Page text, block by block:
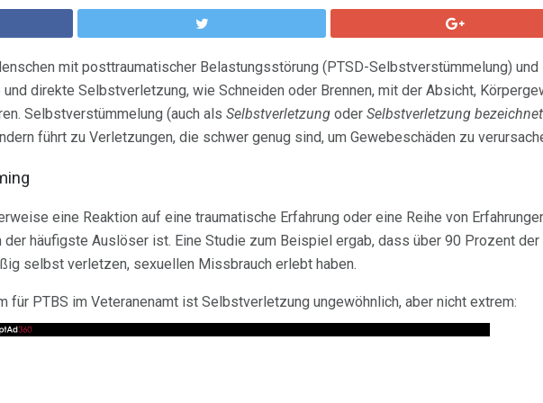
mit posttraumatischer Belastungsstörung (PTSD-Selbstverstümmelung) und
direkte Selbstverletzung, wie Schneiden oder Brennen, mit der Absicht,
Selbstverstümmelung (auch als Selbstverletzung oder Selbstverletzung bezeichnet
führt zu Verletzungen, die schwer genug sind, um Gewebeschäden zu
eine Reaktion auf eine traumatische Erfahrung oder eine Reihe von
häufigste Auslöser ist. Eine Studie zum Beispiel ergab, dass über 90 Prozent der
selbst verletzen, sexuellen Missbrauch erlebt haben.
für PTBS im Veteranenamt ist Selbstverletzung ungewöhnlich, aber nicht extrem: